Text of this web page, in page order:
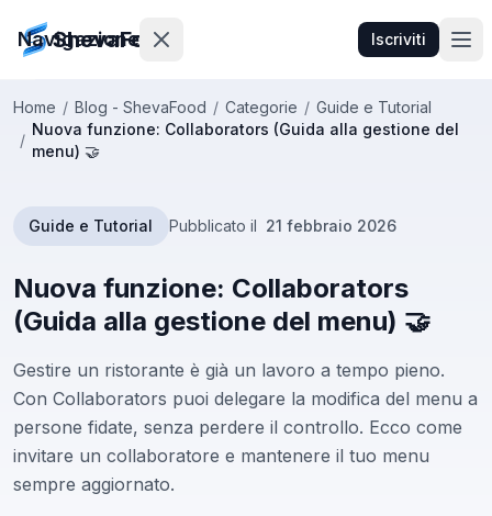
ShevaFood Iscriviti
Navigazione
Prezzi
Contatti
Accedi
Iscriviti
🇮🇹Italiano
Home / Blog - ShevaFood / Categorie / Guide e Tutorial
/
Nuova funzione: Collaborators (Guida alla gestione del
menu) 🤝
Guide e Tutorial Pubblicato il 21 febbraio 2026
Nuova funzione: Collaborators
(Guida alla gestione del menu) 🤝
Gestire un ristorante è già un lavoro a tempo pieno.
Con Collaborators puoi delegare la modifica del menu a
persone fidate, senza perdere il controllo. Ecco come
invitare un collaboratore e mantenere il tuo menu
sempre aggiornato.